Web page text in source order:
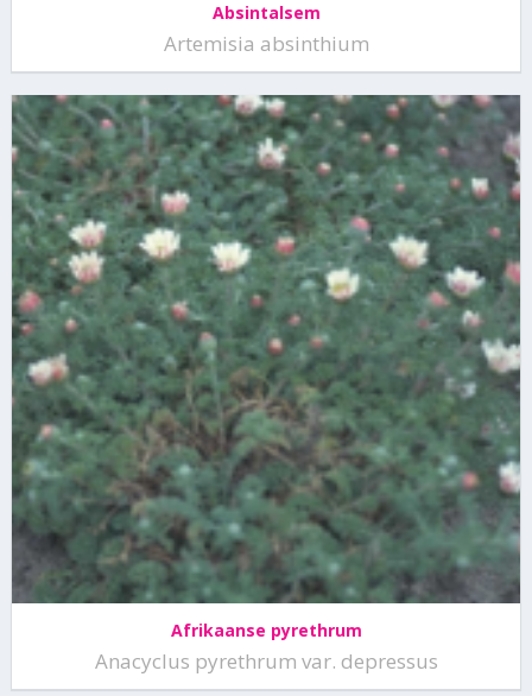
Absintalsem
Artemisia absinthium
Afrikaanse pyrethrum
Anacyclus pyrethrum var. depressus